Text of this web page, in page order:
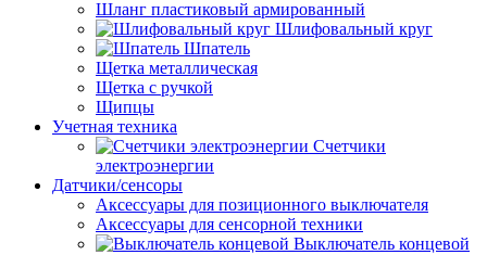
Шланг пластиковый армированный
Шлифовальный круг
Шпатель
Щетка металлическая
Щетка с ручкой
Щипцы
Учетная техника
Счетчики
электроэнергии
Датчики/сенсоры
Аксессуары для позиционного выключателя
Аксессуары для сенсорной техники
Выключатель концевой